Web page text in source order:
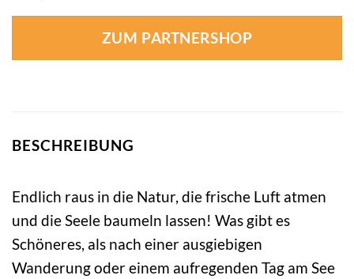
ZUM PARTNERSHOP
BESCHREIBUNG
Endlich raus in die Natur, die frische Luft atmen
und die Seele baumeln lassen! Was gibt es
Schöneres, als nach einer ausgiebigen
Wanderung oder einem aufregenden Tag am See